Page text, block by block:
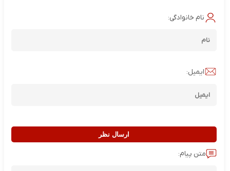
نام خانوادگی:
ایمیل:
ارسال نظر
متن پیام: